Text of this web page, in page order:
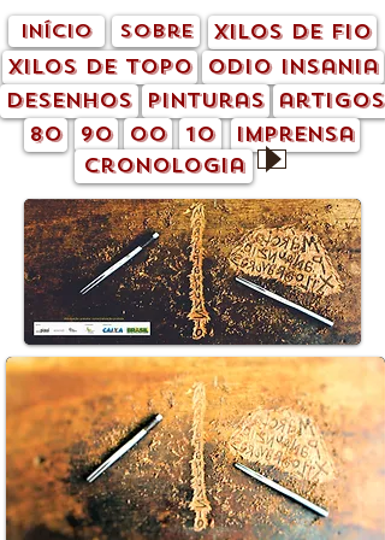
início sobre
xilos de fio
xilos de topo
odio insania
desenhos
pinturas artigos
80
90 00 10
imprensa
cronologia